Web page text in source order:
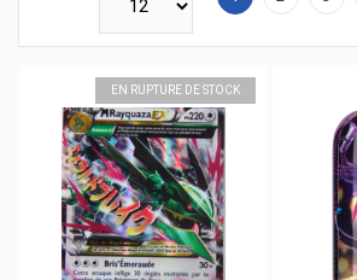
EN RUPTURE DE STOCK